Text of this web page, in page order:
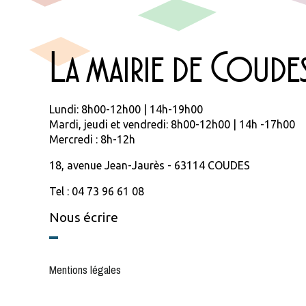
La mairie de
Lundi: 8h00-12h00 | 14h-19h00
Mardi, jeudi et vendredi: 8h00-12h00 | 14h -17h00
Mercredi : 8h-12h
18, avenue Jean-Jaurès - 63114 COUDES
Tel : 04 73 96 61 08
Nous écrire
Mentions légales